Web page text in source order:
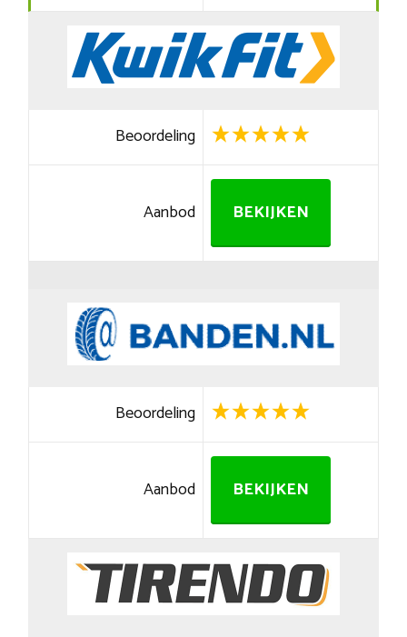
Beoordeling
Aanbod BEKIJKEN
Beoordeling
Aanbod BEKIJKEN